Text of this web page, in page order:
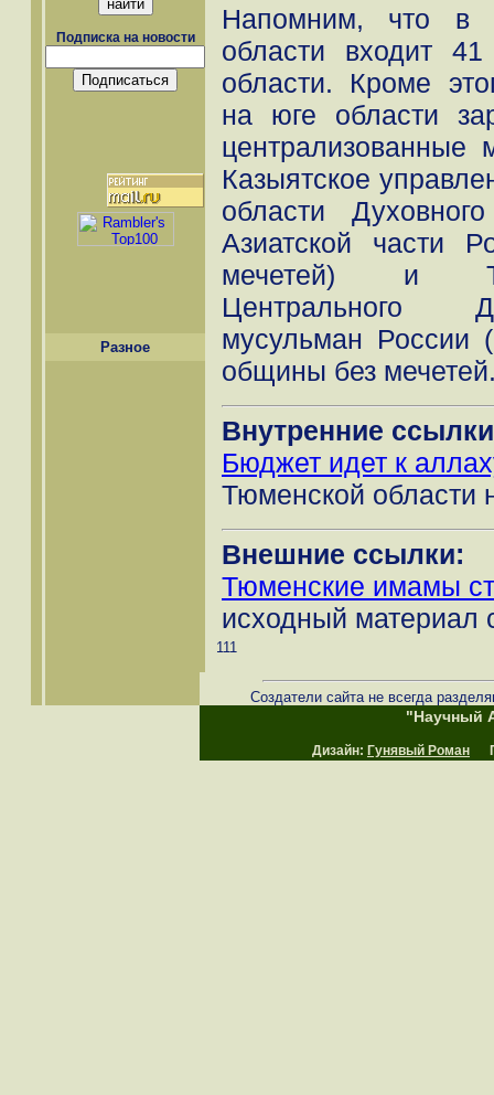
Подписка на новости
Разное
Напомним, что в
области входит
области. Кроме
на юге области
централизованные
Казыятское
области
Азиатской части
мечетей) и
Центрального
мусульман
общины без
Внутренние
Бюджет идет к
Тюменской области
Внешние ссылки:
Тюменские имамы
исходный материал
111
Создатели сайта не всегда
"Научный
Дизайн: Гунявый Роман